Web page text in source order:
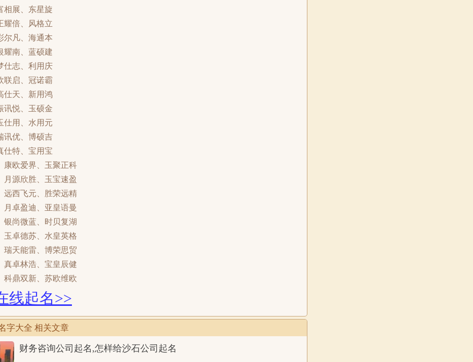
相展、东星旋
耀倍、风格立
尔凡、海通本
耀南、蓝硕建
仕志、利用庆
联启、冠诺霸
仕天、新用鸿
讯悦、玉硕金
仕用、水用元
讯优、博硕吉
仕特、宝用宝
康欧爱界、玉聚正科
月源欣胜、玉宝速盈
远西飞元、胜荣远精
月卓盈迪、亚皇语曼
银尚微蓝、时贝复湖
玉卓德苏、水皇英格
瑞天能雷、博荣思贸
真卓林浩、宝皇辰健
科鼎双新、苏欧维欧
线起名>>
字大全 相关文章
财务咨询公司起名,怎样给沙石公司起名